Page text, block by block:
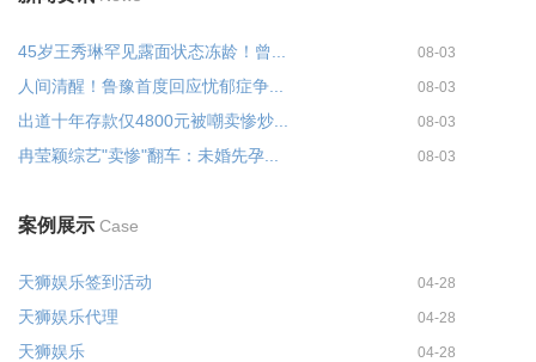
45岁王秀琳罕见露面状态冻龄！曾... 08-03
人间清醒！鲁豫首度回应忧郁症争... 08-03
出道十年存款仅4800元被嘲卖惨炒... 08-03
冉莹颖综艺"卖惨"翻车：未婚先孕... 08-03
案例展示 Case
天狮娱乐签到活动 04-28
天狮娱乐代理 04-28
天狮娱乐 04-28